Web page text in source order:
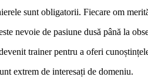
sunt obligatorii. Fiecare om
nevoie de pasiune dusă până la
trainer pentru a oferi
extrem de interesați de domeniu.